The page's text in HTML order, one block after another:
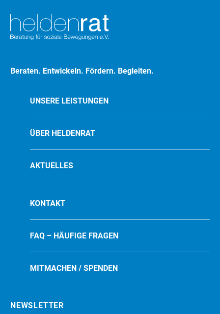
Beraten. Entwickeln. Fördern. Begleiten.
UNSERE LEISTUNGEN
ÜBER HELDENRAT
AKTUELLES
KONTAKT
FAQ – HÄUFIGE FRAGEN
MITMACHEN / SPENDEN
NEWSLETTER